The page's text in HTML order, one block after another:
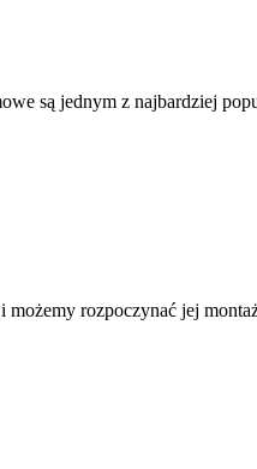
są jednym z najbardziej
rozpoczynać jej